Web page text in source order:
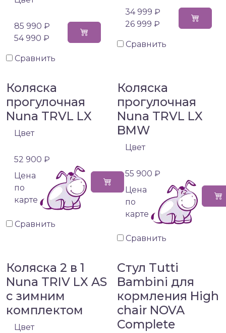
85 990 ₽
54 990 ₽
Сравнить
34 999 ₽
26 999 ₽
Сравнить
Коляска
прогулочная
Nuna TRVL LX
Цвет
52 900 ₽
Цена
по
карте
Сравнить
Коляска
прогулочная
Nuna TRVL LX
BMW
Цвет
55 900 ₽
Цена
по
карте
Сравнить
Коляска 2 в 1
Nuna TRIV LX AS
с зимним
комплектом
Цвет
Стул Tutti
Bambini для
кормления High
chair NOVA
Complete